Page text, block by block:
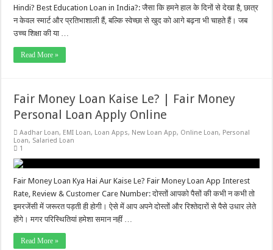
Hindi? Best Education Loan in India?: जैसा कि हमने हाल के दिनों से देखा है, छात्र
न केवल स्मार्ट और प्रतिभाशाली हैं, बल्कि स्वेच्छा से खुद को आगे बढ़ना भी चाहते हैं। जब
उच्च शिक्षा की या …
Read More »
Fair Money Loan Kaise Le? | Fair Money
Personal Loan Apply Online
Aadhar Loan, EMI Loan, Loan Apps, New Loan App, Online Loan, Personal
Loan, Salaried Loan
1
Fair Money Loan Kya Hai Aur Kaise Le? Fair Money Loan App Interest
Rate, Review & Customer Care Number: दोस्तों आपको पैसों की कभी न कभी तो
इमरजेंसी में जरूरत पड़ती ही होगी। ऐसे में आप अपने दोस्तों और रिश्तेदारों से पैसे उधार लेते
होंगे। मगर परिस्थितियां हमेशा समान नहीं …
Read More »